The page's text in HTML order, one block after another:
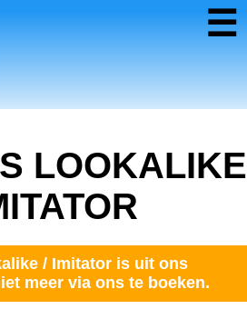
☰
LOOKALIKE
/ Imitator is uit ons
meer via ons te boeken.